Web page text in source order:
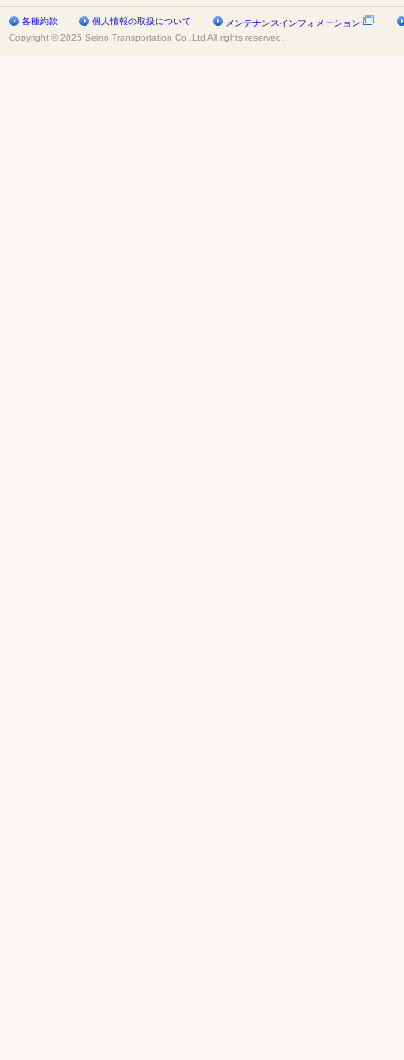
各種約款 個人情報の取扱について
メンテナンスインフォメーション
Copyright © 2025 Seino Transportation Co.,Ltd All rights reserved.